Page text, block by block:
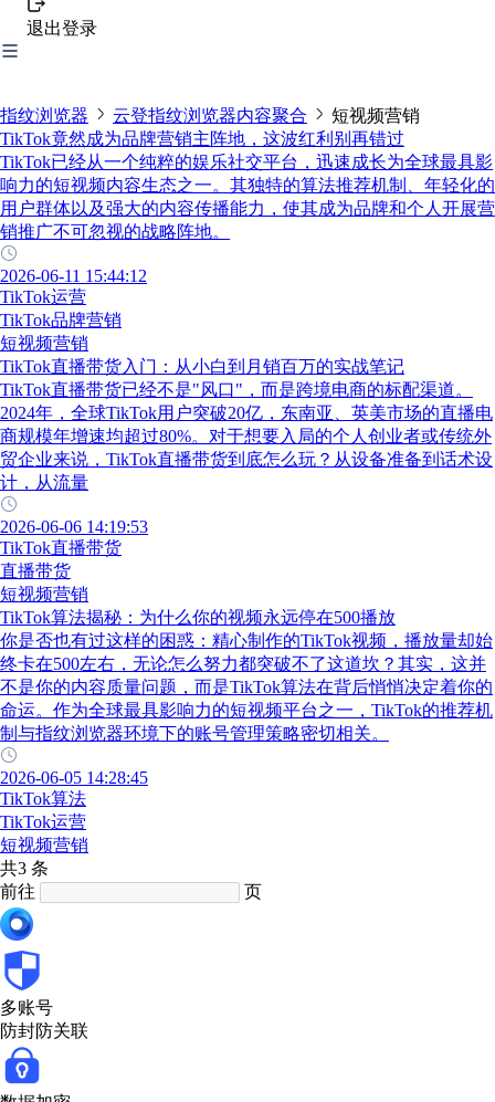
退出登录
指纹浏览器 云登指纹浏览器内容聚合
短视频营销
TikTok竟然成为品牌营销主阵地，这波红利别再错过
TikTok已经从一个纯粹的娱乐社交平台，迅速成长为全球最具影
响力的短视频内容生态之一。其独特的算法推荐机制、年轻化的
用户群体以及强大的内容传播能力，使其成为品牌和个人开展营
销推广不可忽视的战略阵地。
2026-06-11 15:44:12
TikTok运营
TikTok品牌营销
短视频营销
TikTok直播带货入门：从小白到月销百万的实战笔记
TikTok直播带货已经不是"风口"，而是跨境电商的标配渠道。
2024年，全球TikTok用户突破20亿，东南亚、英美市场的直播电
商规模年增速均超过80%。对于想要入局的个人创业者或传统外
贸企业来说，TikTok直播带货到底怎么玩？从设备准备到话术设
计，从流量
2026-06-06 14:19:53
TikTok直播带货
直播带货
短视频营销
TikTok算法揭秘：为什么你的视频永远停在500播放
你是否也有过这样的困惑：精心制作的TikTok视频，播放量却始
终卡在500左右，无论怎么努力都突破不了这道坎？其实，这并
不是你的内容质量问题，而是TikTok算法在背后悄悄决定着你的
命运。作为全球最具影响力的短视频平台之一，TikTok的推荐机
制与指纹浏览器环境下的账号管理策略密切相关。
2026-06-05 14:28:45
TikTok算法
TikTok运营
短视频营销
共3 条
前往
页
多账号
防封防关联